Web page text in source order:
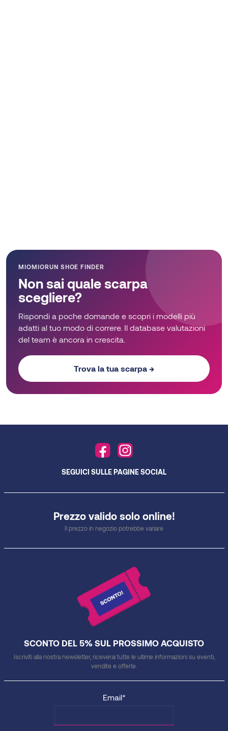
MIOMIORUN SHOE FINDER
Non sai quale scarpa
scegliere?
Rispondi a poche domande e scopri i modelli più
adatti al tuo modo di correre. Il database valutazioni
del team è ancora in crescita.
Trova la tua scarpa →
Prezzo valido solo online!
Il prezzo in negozio potrebbe variare
SEGUICI SULLE PAGINE SOCIAL
SCONTO DEL 5% SUL PROSSIMO ACQUISTO
Iscriviti alla nostra newsletter, riceverai tutte le ultime informazioni su eventi,
vendite e offerte.
Email*